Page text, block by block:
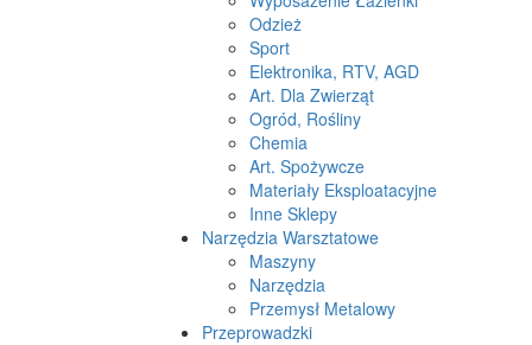
Odzież
Sport
Elektronika, RTV, AGD
Art. Dla Zwierząt
Ogród, Rośliny
Chemia
Art. Spożywcze
Materiały Eksploatacyjne
Inne Sklepy
Narzędzia Warsztatowe
Maszyny
Narzędzia
Przemysł Metalowy
Przeprowadzki